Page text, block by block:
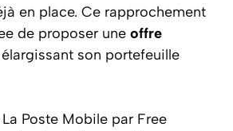
en place. Ce rapprochement
de proposer une offre
son portefeuille
Poste Mobile par Free